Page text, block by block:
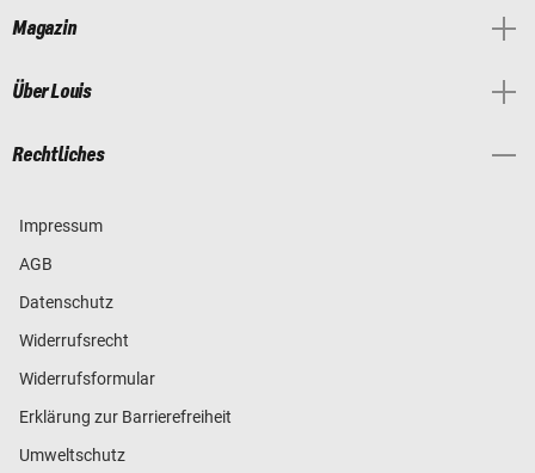
Magazin
Über Louis
Rechtliches
Impressum
AGB
Datenschutz
Widerrufsrecht
Widerrufsformular
Erklärung zur Barrierefreiheit
Umweltschutz